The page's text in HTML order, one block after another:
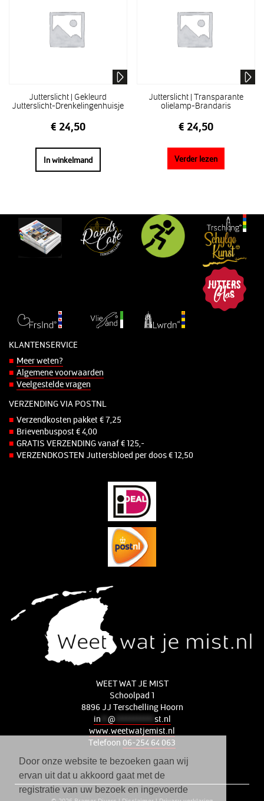
Door onze website te bezoeken gaan wij
ervan uit dat u akkoord gaat met de
registratie van uw bezoek en ingevoerde
Jutterslicht | Gekleurd
Jutterslicht-Drenkelingenhuisje
€ 24,50
In winkelmand
Jutterslicht | Transparante
olielamp-Brandaris
€ 24,50
Verder lezen
KLANTENSERVICE
Meer weten?
Algemene voorwaarden
Veelgestelde vragen
VERZENDING VIA POSTNL
Verzendkosten pakket € 7,25
Brievenbuspost € 4,00
GRATIS VERZENDING vanaf € 125,-
VERZENDKOSTEN Juttersbloed per doos € 12,50
WEET WAT JE MIST
Schoolpad 1
8896 JJ Terschelling Hoorn
in
@
st.nl
www.weetwatjemist.nl
Telefoon 06-254 64 063